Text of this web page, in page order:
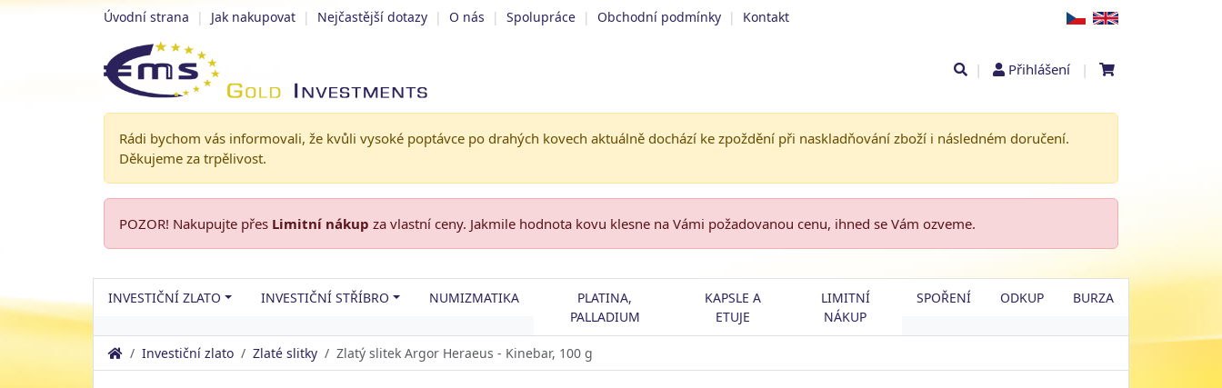
Úvodní strana | Jak nakupovat | Nejčastější dotazy | O nás | Spolupráce | Obchodní podmínky | Kontakt
| Přihlášení |
Rádi bychom vás informovali, že kvůli vysoké poptávce po drahých kovech aktuálně dochází ke zpoždění při naskladňování zboží i následném doručení.
Děkujeme za trpělivost.
POZOR! Nakupujte přes Limitní nákup za vlastní ceny. Jakmile hodnota kovu klesne na Vámi požadovanou cenu, ihned se Vám ozveme.
INVESTIČNÍ ZLATO INVESTIČNÍ STŘÍBRO NUMIZMATIKA
PLATINA,
PALLADIUM
KAPSLE A
ETUJE
LIMITNÍ
NÁKUP
SPOŘENÍ ODKUP BURZA
Investiční zlato Zlaté slitky Zlatý slitek Argor Heraeus - Kinebar, 100 g